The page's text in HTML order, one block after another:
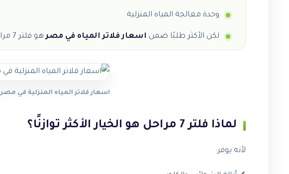
وحدة معالجة المياه المنزلية
لكن الأكثر طلبًا ضمن اسعار فلاتر المياه في مصرهو فلتر 7 مراحل.
اسعار فلاتر المياه المنزلية في مصر
لماذا فلتر 7 مراحل هو الخيار الأكثر توازنًا؟
لأنه يوفر: